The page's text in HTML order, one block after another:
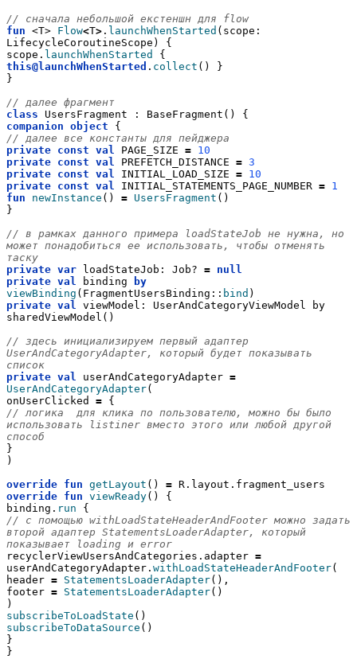
// сначала небольшой екстеншн для flow
fun <T> Flow<T> . launchWhenStarted (scope:
LifecycleCoroutineScope) {
scope. launchWhenStarted
this@launchWhenStarted . collect () }
}
// далее фрагмент
class UsersFragment : BaseFragment() {
companion object {
// далее все константы для пейджера
private const val PAGE_SIZE = 10
private const val PREFETCH_DISTANCE = 3
private const val INITIAL_LOAD_SIZE = 10
private const val INITIAL_STATEMENTS_PAGE_NUMBER = 1
fun
newInstance () = UsersFragment ()
}
// в рамках данного примера loadStateJob не нужна, но
может понадобиться ее использовать, чтобы отменять
таску
private var loadStateJob: Job? = null
private val binding
by
viewBinding (FragmentUsersBinding:: bind )
private val viewModel: UserAndCategoryViewModel by
sharedViewModel()
// здесь инициализируем первый адаптер
UserAndCategoryAdapter, который будет показывать
список
private val userAndCategoryAdapter =
UserAndCategoryAdapter(
onUserClicked = {
// логика  для клика по пользователю, можно бы было
использовать listiner вместо этого или любой другой
способ
}
)
override fun getLayout () = R.layout.fragment_users
override fun viewReady() {
binding. run {
// с помощью withLoadStateHeaderAndFooter можно задать
второй адаптер StatementsLoaderAdapter, который
показывает loading и error
recyclerViewUsersAndCategories.adapter =
userAndCategoryAdapter. withLoadStateHeaderAndFooter(
header = StatementsLoaderAdapter(),
footer = StatementsLoaderAdapter()
)
subscribeToLoadState ()
subscribeToDataSource ()
}
}